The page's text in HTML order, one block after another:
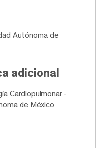
Autónoma de
adicional
Cardiopulmonar -
de México